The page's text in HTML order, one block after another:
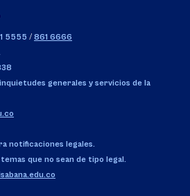
5555 / 861 6666
generales y servicios de la
notificaciones legales.
que no sean de tipo legal.